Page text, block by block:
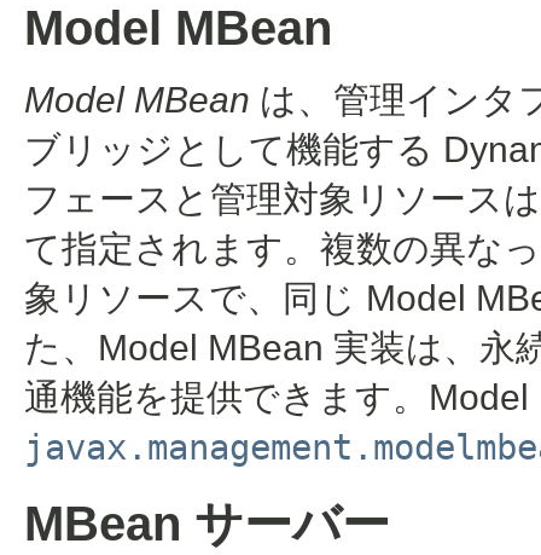
Model MBean
Model MBean は、管理インタ
ブリッジとして機能する
フェースと管理対象リソース
て指定されます。複数の異な
象リソースで、同じ Model
た、Model MBean 実装は、永
通機能を提供できます。
MBean サーバー